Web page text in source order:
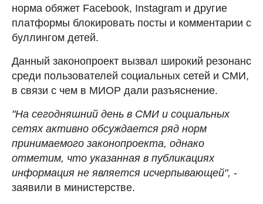
норма обяжет Facebook, Instagram и другие
платформы блокировать посты и комментарии с
буллингом детей.
Данный законопроект вызвал широкий резонанс
среди пользователей социальных сетей и СМИ,
в связи с чем в МИОР дали разъяснение.
"На сегодняшний день в СМИ и социальных
сетях активно обсуждается ряд норм
принимаемого законопроекта, однако
отметим, что указанная в публикациях
информация не является исчерпывающей", -
заявили в министерстве.